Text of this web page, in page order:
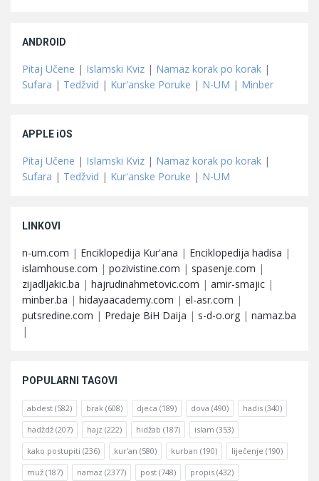
ANDROID
Pitaj Učene | Islamski Kviz | Namaz korak po korak |
Sufara | Tedžvid | Kur'anske Poruke | N-UM | Minber
APPLE iOS
Pitaj Učene | Islamski Kviz | Namaz korak po korak |
Sufara | Tedžvid | Kur'anske Poruke | N-UM
LINKOVI
n-um.com | Enciklopedija Kur'ana | Enciklopedija hadisa |
islamhouse.com | pozivistine.com | spasenje.com |
zijadljakic.ba | hajrudinahmetovic.com | amir-smajic |
minber.ba | hidayaacademy.com | el-asr.com |
putsredine.com | Predaje BiH Daija | s-d-o.org | namaz.ba
|
POPULARNI TAGOVI
abdest (582) brak (608) djeca (189) dova (490) hadis (340)
hadždž (207) hajz (222) hidžab (187) islam (353)
kako postupiti (236) kur'an (580) kurban (190) liječenje (190)
muž (187) namaz (2377) post (748) propis (432)